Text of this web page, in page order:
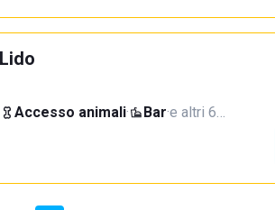
Accesso animali· Bar·e altri 6…